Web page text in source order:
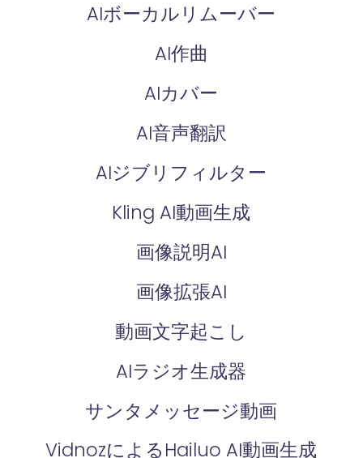
AIボーカルリムーバー
AI作曲
AIカバー
AI音声翻訳
AIジブリフィルター
Kling AI動画生成
画像説明AI
画像拡張AI
動画文字起こし
AIラジオ生成器
サンタメッセージ動画
VidnozによるHailuo AI動画生成